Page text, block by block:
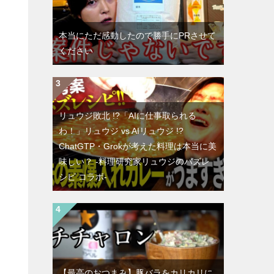
本当にただ感動したので勝手にPRさせて
ください
リュウジ敗北 !?「AIに仕事取られる
わ！」リュウジ vs AIリュウジ !?
ChatGTP・Grokが考えた料理は本当に美
味しい？ -料理研究家リュウジのバズレ
シピ コラボ-